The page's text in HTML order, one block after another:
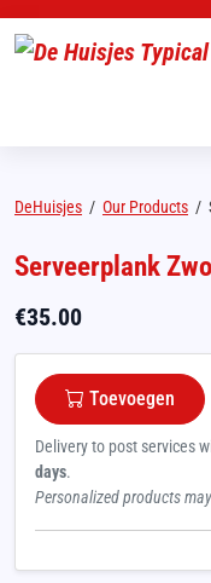
DeHuisjes / Our Products /
Serveerplank
€35.00
Toevoegen
Delivery to post services
days.
Personalized products